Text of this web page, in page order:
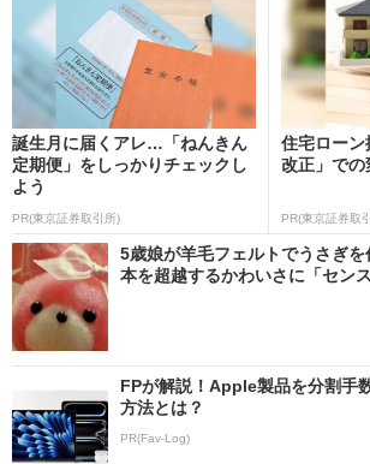
誕生月に届くアレ…「ねんきん
定期便」をしっかりチェックし
よう
PR(東京証券取引所)
住宅ローン
改正」での
PR(東京証券取
5歳娘が羊毛フェルトでうさ
本を超越するかわいさに「セン
FPが解説！Apple製品を分割手
方法とは？
PR(Fav-Log)